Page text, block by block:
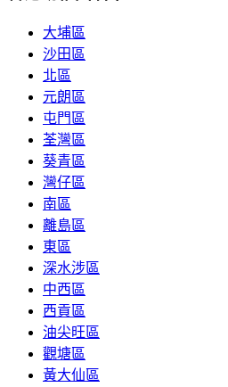
大埔區
沙田區
北區
元朗區
屯門區
荃灣區
葵青區
灣仔區
南區
離島區
東區
深水涉區
中西區
西貢區
油尖旺區
觀塘區
黃大仙區